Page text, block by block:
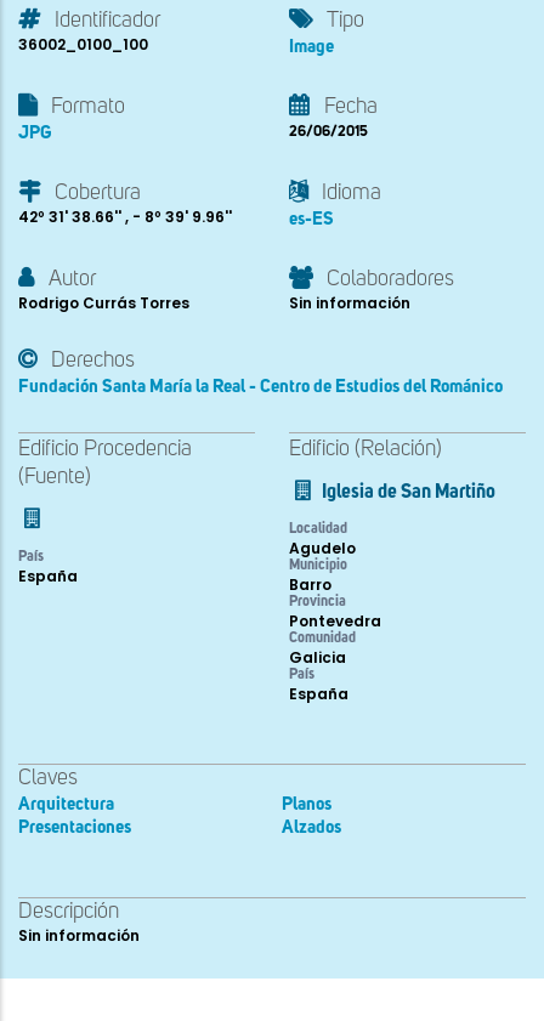
Identificador
36002_0100_100
Tipo
Image
Formato
JPG
Fecha
26/06/2015
Cobertura
42º 31' 38.66'' , - 8º 39' 9.96''
Idioma
es-ES
Autor
Rodrigo Currás Torres
Colaboradores
Sin información
Derechos
Fundación Santa María la Real - Centro de Estudios del Románico
Edificio Procedencia
(Fuente)
País
España
Edificio (Relación)
Iglesia de San Martiño
Localidad
Agudelo
Municipio
Barro
Provincia
Pontevedra
Comunidad
Galicia
País
España
Claves
Arquitectura
Presentaciones
Planos
Alzados
Descripción
Sin información